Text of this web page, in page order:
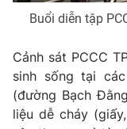
Buổi diễn tập
Cảnh sát PCCC
sinh sống tại
(đường Bạch
liệu dễ cháy